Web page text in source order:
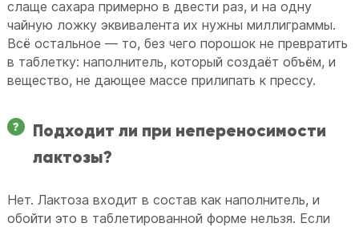
слаще сахара примерно в двести раз, и на одну
чайную ложку эквивалента их нужны миллиграммы.
Всё остальное — то, без чего порошок не превратить
в таблетку: наполнитель, который создаёт объём, и
вещество, не дающее массе прилипать к прессу.
Подходит ли при непереносимости
лактозы?
Нет. Лактоза входит в состав как наполнитель, и
обойти это в таблетированной форме нельзя. Если